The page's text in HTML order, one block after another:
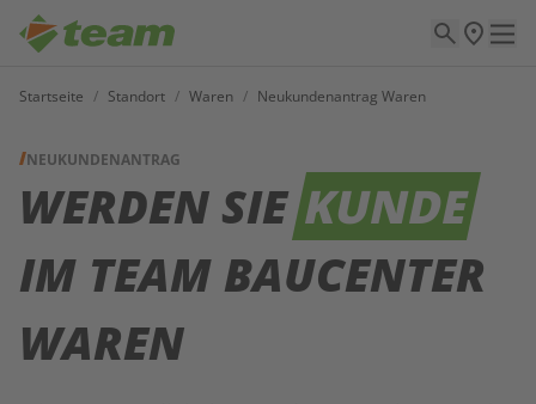
Startseite / Standort / Waren / Neukundenantrag Waren
NEUKUNDENANTRAG
WERDEN SIEKUNDE
IM TEAM BAUCENTER
WAREN